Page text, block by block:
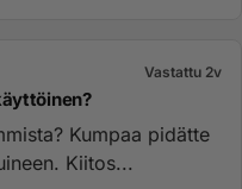
Vastattu 2v
Kumpaa pidätte
Kiitos...